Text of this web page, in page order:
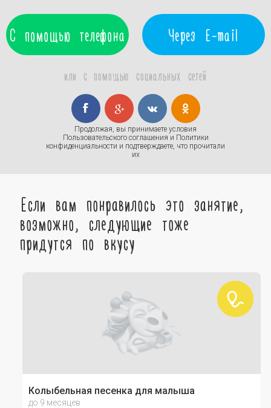
С помощью телефона Через E-mail
или с помощью социальных сетей
Продолжая, вы принимаете условия
Пользовательского соглашения и Политики
конфиденциальности и подтверждаете, что прочитали
их
Если вам понравилось это занятие,
возможно, следующие тоже
придутся по вкусу
Колыбельная песенка для малыша
до 9 месяцев